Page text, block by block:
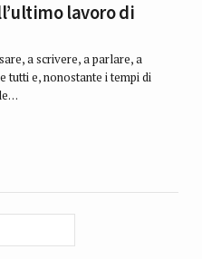
lavoro di
a scrivere, a parlare, a
tutti e, nonostante i tempi di